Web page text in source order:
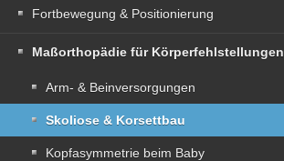
Fortbewegung & Positionierung
Maßorthopädie für Körperfehlstellungen
Arm- & Beinversorgungen
Skoliose & Korsettbau
Kopfasymmetrie beim Baby